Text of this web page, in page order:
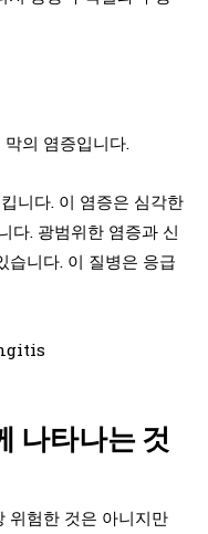
의 염증입니다.
니다. 이 염증은 심각한
다. 광범위한 염증과 신
습니다. 이 질병은 응급
나타나는 것
위험한 것은 아니지만